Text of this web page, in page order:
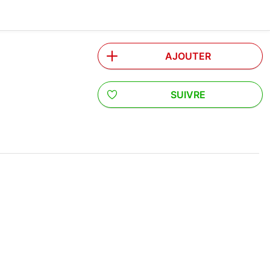
AJOUTER
SUIVRE